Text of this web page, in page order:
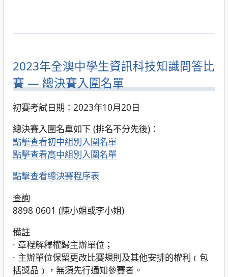
2023年全澳中學生資訊科技知識問答比
賽 — 總決賽入圍名單
初賽考試日期：2023年10月20日
總決賽入圍名單如下 (排名不分先後)：
點擊查看初中組別入圍名單
點擊查看高中組別入圍名單
點擊查看總決賽程序表
查詢
8898 0601 (陳小姐或李小姐)
備註
· 章程解釋權歸主辦單位；
· 主辦單位保留更改比賽規則及其他安排的權利﹝包
括獎品﹞，無須先行通知參賽者。